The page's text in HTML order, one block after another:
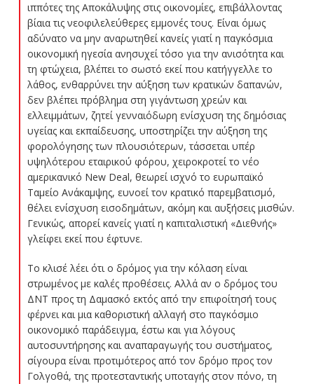
ιππότες της Αποκάλυψης στις οικονομίες, επιβάλλοντας
βίαια τις νεοφιλελεύθερες εμμονές τους. Είναι όμως
αδύνατο να μην αναρωτηθεί κανείς γιατί η παγκόσμια
οικονομική ηγεσία ανησυχεί τόσο για την ανισότητα και
τη φτώχεια, βλέπει το σωστό εκεί που κατήγγελλε το
λάθος, ενθαρρύνει την αύξηση των κρατικών δαπανών,
δεν βλέπει πρόβλημα στη γιγάντωση χρεών και
ελλειμμάτων, ζητεί γενναιόδωρη ενίσχυση της δημόσιας
υγείας και εκπαίδευσης, υποστηρίζει την αύξηση της
φορολόγησης των πλουσιότερων, τάσσεται υπέρ
υψηλότερου εταιρικού φόρου, χειροκροτεί το νέο
αμερικανικό New Deal, θεωρεί ισχνό το ευρωπαϊκό
Ταμείο Ανάκαμψης, ευνοεί τον κρατικό παρεμβατισμό,
θέλει ενίσχυση εισοδημάτων, ακόμη και αυξήσεις μισθών.
Γενικώς, απορεί κανείς γιατί η καπιταλιστική «Διεθνής»
γλείφει εκεί που έφτυνε.
Το κλισέ λέει ότι ο δρόμος για την κόλαση είναι
στρωμένος με καλές προθέσεις. Αλλά αν ο δρόμος του
ΔΝΤ προς τη Δαμασκό εκτός από την επιφοίτησή τους
φέρνει και μια καθοριστική αλλαγή στο παγκόσμιο
οικονομικό παράδειγμα, έστω και για λόγους
αυτοσυντήρησης και αναπαραγωγής του συστήματος,
σίγουρα είναι προτιμότερος από τον δρόμο προς τον
Γολγοθά, της προτεσταντικής υποταγής στον πόνο, τη